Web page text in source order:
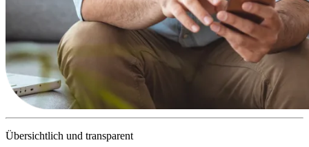
Übersichtlich und transparent